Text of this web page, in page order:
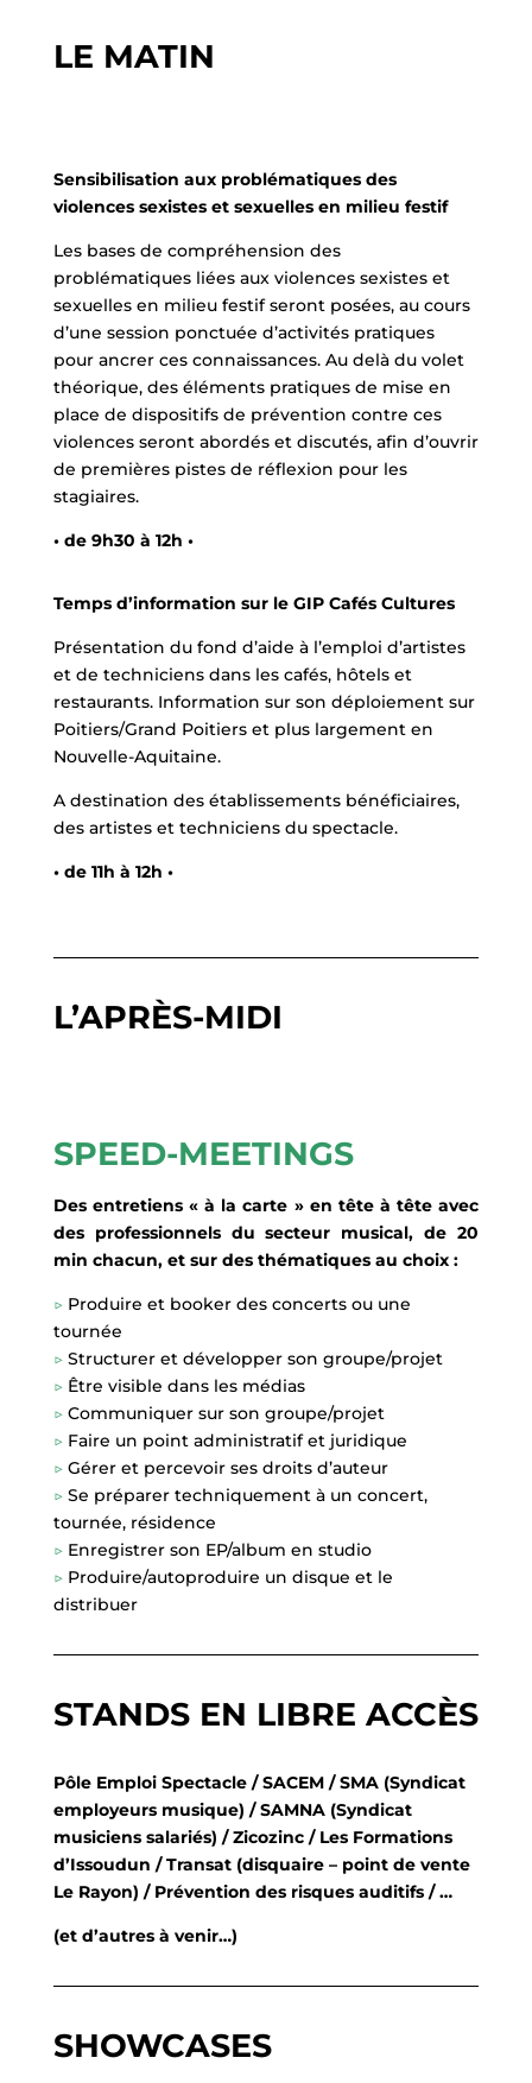
LE MATIN
Sensibilisation aux problématiques des
violences sexistes et sexuelles en milieu festif
Les bases de compréhension des
problématiques liées aux violences sexistes et
sexuelles en milieu festif seront posées, au cours
d’une session ponctuée d’activités pratiques
pour ancrer ces connaissances. Au delà du volet
théorique, des éléments pratiques de mise en
place de dispositifs de prévention contre ces
violences seront abordés et discutés, afin d’ouvrir
de premières pistes de réflexion pour les
stagiaires.
• de 9h30 à 12h •
Temps d’information sur le GIP Cafés Cultures
Présentation du fond d’aide à l’emploi d’artistes
et de techniciens dans les cafés, hôtels et
restaurants. Information sur son déploiement sur
Poitiers/Grand Poitiers et plus largement en
Nouvelle-Aquitaine.
A destination des établissements bénéficiaires,
des artistes et techniciens du spectacle.
• de 11h à 12h •
L’APRÈS-MIDI
SPEED-MEETINGS
Des entretiens « à la carte » en tête à tête avec
des professionnels du secteur musical, de 20
min chacun, et sur des thématiques au choix :
▷Produire et booker des concerts ou une
tournée
▷Structurer et développer son groupe/projet
▷Être visible dans les médias
▷Communiquer sur son groupe/projet
▷Faire un point administratif et juridique
▷Gérer et percevoir ses droits d’auteur
▷Se préparer techniquement à un concert,
tournée, résidence
▷Enregistrer son EP/album en studio
▷Produire/autoproduire un disque et le
distribuer
STANDS EN LIBRE ACCÈS
Pôle Emploi Spectacle / SACEM / SMA (Syndicat
employeurs musique) / SAMNA (Syndicat
musiciens salariés) / Zicozinc / Les Formations
d’Issoudun / Transat (disquaire – point de vente
Le Rayon) / Prévention des risques auditifs / …
(et d’autres à venir…)
SHOWCASES